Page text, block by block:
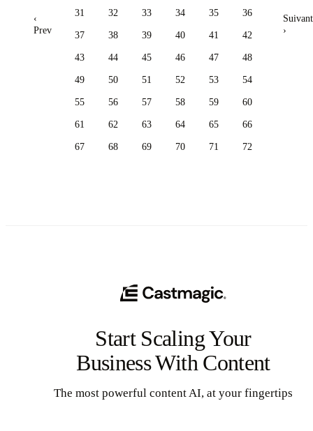
‹
Prev
31 32 33 34 35 36
37 38 39 40 41 42
43 44 45 46 47 48
49 50 51 52 53 54
55 56 57 58 59 60
61 62 63 64 65 66
67 68 69 70 71 72
Suivant
›
Start Scaling Your
Business With Content
The most powerful content AI, at your fingertips